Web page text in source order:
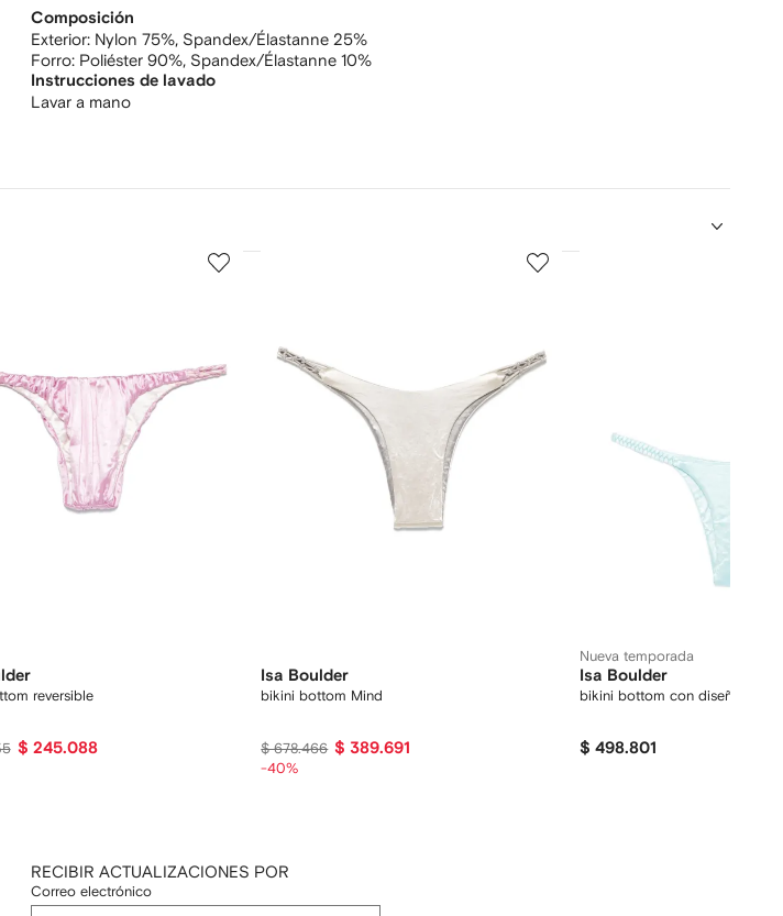
Composición
Exterior: Nylon 75%, Spandex/Élastanne 25%
Forro: Poliéster 90%, Spandex/Élastanne 10%
Instrucciones de lavado
Lavar a mano
reversible
$ 245.088
4
Isa Boulder
bikini bottom Mind
$ 678.466 $ 389.691
-40%
5
Nueva temporada
Isa Boulder
bikini bottom con diseño
$ 498.801
RECIBIR ACTUALIZACIONES POR
Correo electrónico